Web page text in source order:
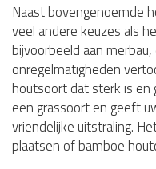
Naast bovengenoemde
veel andere keuzes als
bijvoorbeeld aan
onregelmatigheden
houtsoort dat sterk is en
een grassoort en geeft
vriendelijke uitstraling.
plaatsen of bamboe